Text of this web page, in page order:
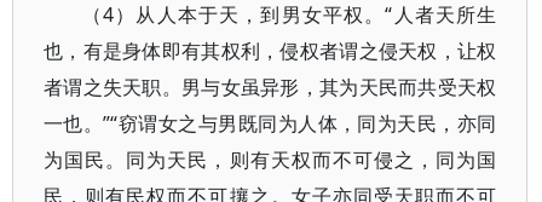
（4）从人本于天，到男女平权。“人者天所生
也，有是身体即有其权利，侵权者谓之侵天权，让权
者谓之失天职。男与女虽异形，其为天民而共受天权
一也。”“窃谓女之与男既同为人体，同为天民，亦同
为国民。同为天民，则有天权而不可侵之，同为国
民，则有民权而不可攘之。女子亦同受天职而不可